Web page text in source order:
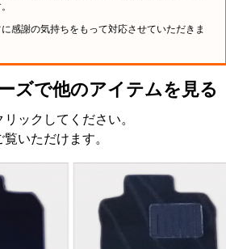
感謝の気持ちをもって対応させていただきま
ズで他のアイテムを見る
ックしてください。
いただけます。